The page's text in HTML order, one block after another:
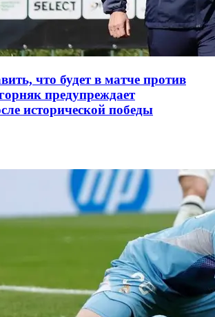
что будет в матче против
предупреждает
исторической победы